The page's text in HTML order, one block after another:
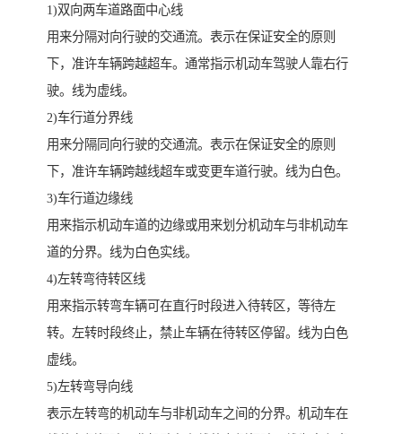
1)双向两车道路面中心线
用来分隔对向行驶的交通流。表示在保证安全的原则
下，准许车辆跨越超车。通常指示机动车驾驶人靠右行
驶。线为虚线。
2)车行道分界线
用来分隔同向行驶的交通流。表示在保证安全的原则
下，准许车辆跨越线超车或变更车道行驶。线为白色。
3)车行道边缘线
用来指示机动车道的边缘或用来划分机动车与非机动车
道的分界。线为白色实线。
4)左转弯待转区线
用来指示转弯车辆可在直行时段进入待转区，等待左
转。左转时段终止，禁止车辆在待转区停留。线为白色
虚线。
5)左转弯导向线
表示左转弯的机动车与非机动车之间的分界。机动车在